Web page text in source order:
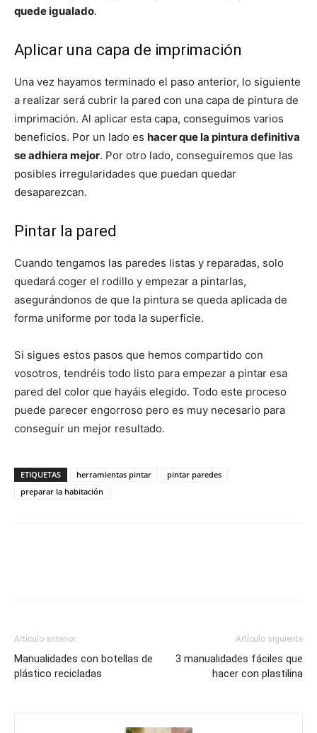
quede igualado.
Aplicar una capa de imprimación
Una vez hayamos terminado el paso anterior, lo siguiente
a realizar será cubrir la pared con una capa de pintura de
imprimación. Al aplicar esta capa, conseguimos varios
beneficios. Por un lado es hacer que la pintura definitiva
se adhiera mejor. Por otro lado, conseguiremos que las
posibles irregularidades que puedan quedar
desaparezcan.
Pintar la pared
Cuando tengamos las paredes listas y reparadas, solo
quedará coger el rodillo y empezar a pintarlas,
asegurándonos de que la pintura se queda aplicada de
forma uniforme por toda la superficie.
Si sigues estos pasos que hemos compartido con
vosotros, tendréis todo listo para empezar a pintar esa
pared del color que hayáis elegido. Todo este proceso
puede parecer engorroso pero es muy necesario para
conseguir un mejor resultado.
ETIQUETAS herramientas pintar
pintar paredes
preparar la habitación
Artículo anterior
Manualidades con botellas de
plástico recicladas
Artículo siguiente
3 manualidades fáciles que
hacer con plastilina